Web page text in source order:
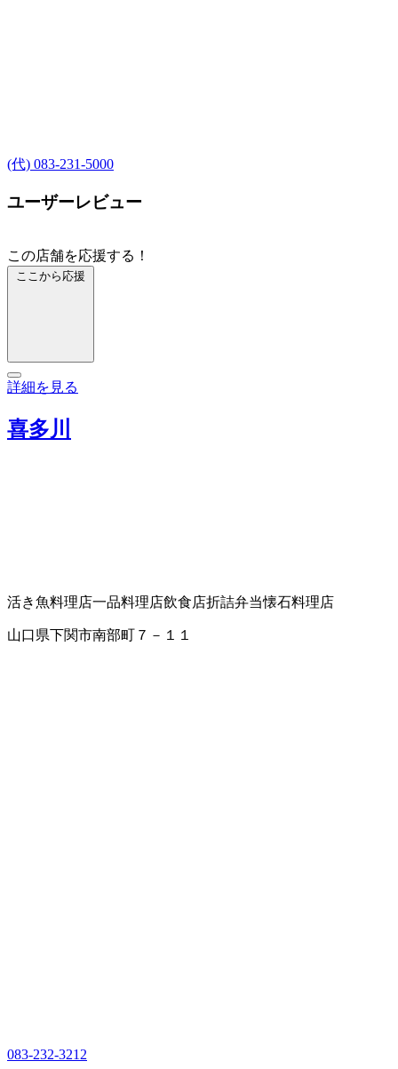
(代) 083-231-5000
ユーザーレビュー
この店舗を応援する！
ここから応援
詳細を見る
喜多川
活き魚料理店一品料理店飲食店折詰弁当懐石料理店
山口県下関市南部町７－１１
083-232-3212